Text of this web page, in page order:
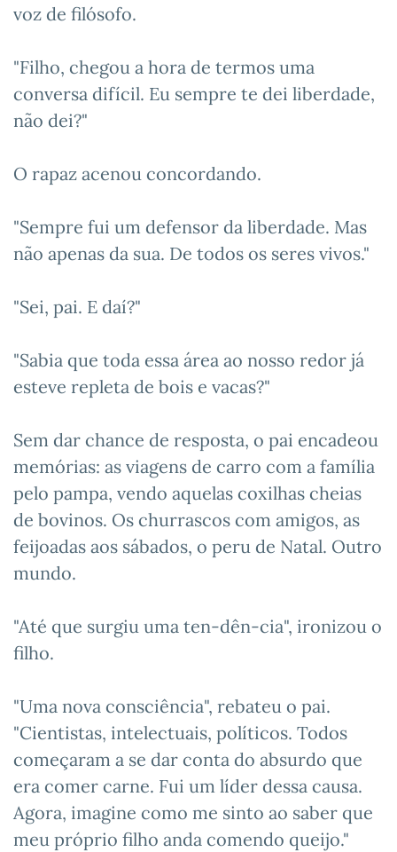
voz de filósofo.
"Filho, chegou a hora de termos uma
conversa difícil. Eu sempre te dei liberdade,
não dei?"
O rapaz acenou concordando.
"Sempre fui um defensor da liberdade. Mas
não apenas da sua. De todos os seres vivos."
"Sei, pai. E daí?"
"Sabia que toda essa área ao nosso redor já
esteve repleta de bois e vacas?"
Sem dar chance de resposta, o pai encadeou
memórias: as viagens de carro com a família
pelo pampa, vendo aquelas coxilhas cheias
de bovinos. Os churrascos com amigos, as
feijoadas aos sábados, o peru de Natal. Outro
mundo.
"Até que surgiu uma ten-dên-cia", ironizou o
filho.
"Uma nova consciência", rebateu o pai.
"Cientistas, intelectuais, políticos. Todos
começaram a se dar conta do absurdo que
era comer carne. Fui um líder dessa causa.
Agora, imagine como me sinto ao saber que
meu próprio filho anda comendo queijo."